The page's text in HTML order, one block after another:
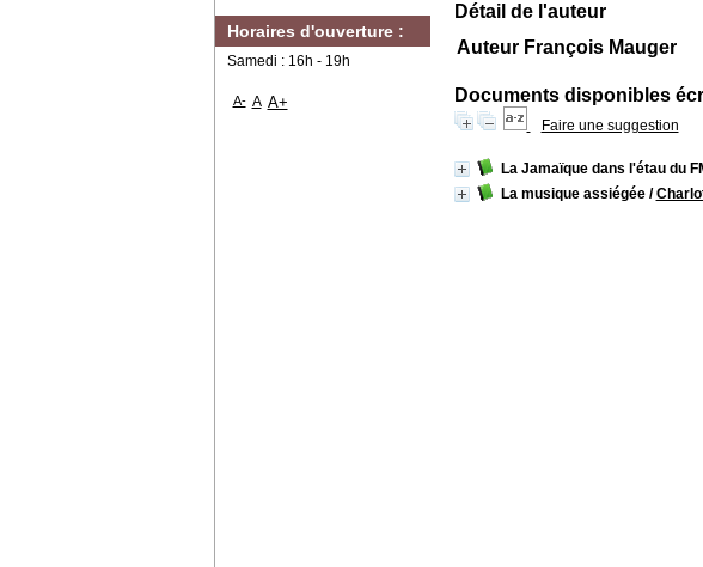
Détail de l'auteur
Auteur François Mauger
Documents disponibles
Faire une suggestion
La Jamaïque dans l'étau du
La musique assiégée/
Horaires d'ouverture :
Samedi : 16h - 19h
A- A A+